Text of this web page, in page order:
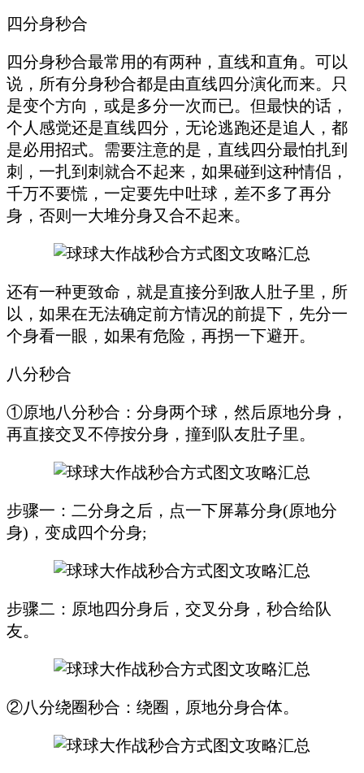
四分身秒合
四分身秒合最常用的有两种，直线和直角。可以
说，所有分身秒合都是由直线四分演化而来。只
是变个方向，或是多分一次而已。但最快的话，
个人感觉还是直线四分，无论逃跑还是追人，都
是必用招式。需要注意的是，直线四分最怕扎到
刺，一扎到刺就合不起来，如果碰到这种情侣，
千万不要慌，一定要先中吐球，差不多了再分
身，否则一大堆分身又合不起来。
还有一种更致命，就是直接分到敌人肚子里，所
以，如果在无法确定前方情况的前提下，先分一
个身看一眼，如果有危险，再拐一下避开。
八分秒合
①原地八分秒合：分身两个球，然后原地分身，
再直接交叉不停按分身，撞到队友肚子里。
步骤一：二分身之后，点一下屏幕分身(原地分
身)，变成四个分身;
步骤二：原地四分身后，交叉分身，秒合给队
友。
②八分绕圈秒合：绕圈，原地分身合体。